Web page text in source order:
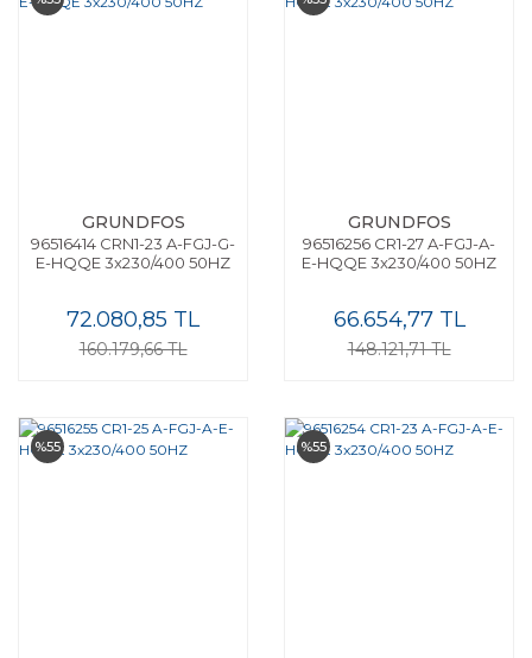
GRUNDFOS
96516414 CRN1-23 A-FGJ-G-
E-HQQE 3x230/400 50HZ
72.080,85 TL
160.179,66 TL
GRUNDFOS
96516256 CR1-27 A-FGJ-A-
E-HQQE 3x230/400 50HZ
66.654,77 TL
148.121,71 TL
%55 %55